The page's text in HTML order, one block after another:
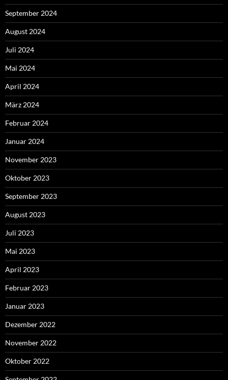
September 2024
August 2024
Juli 2024
Mai 2024
April 2024
März 2024
Februar 2024
Januar 2024
November 2023
Oktober 2023
September 2023
August 2023
Juli 2023
Mai 2023
April 2023
Februar 2023
Januar 2023
Dezember 2022
November 2022
Oktober 2022